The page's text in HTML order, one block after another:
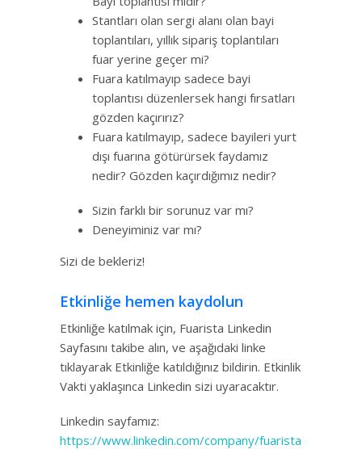
Stantları olan sergi alanı olan bayi
toplantıları, yıllık sipariş toplantıları
fuar yerine geçer mi?
Fuara katılmayıp sadece bayi
toplantısı düzenlersek hangi fırsatları
gözden kaçırırız?
Fuara katılmayıp, sadece bayileri yurt
dışı fuarına götürürsek faydamız
nedir? Gözden kaçırdığımız nedir?
Sizin farklı bir sorunuz var mı?
Deneyiminiz var mı?
Sizi de bekleriz!
Etkinliğe hemen kaydolun
Etkinliğe katılmak için, Fuarista Linkedin
Sayfasını takibe alın, ve aşağıdaki linke
tıklayarak Etkinliğe katıldığınız bildirin. Etkinlik
Vakti yaklaşınca Linkedin sizi uyaracaktır.
Linkedin sayfamız:
https://www.linkedin.com/company/fuarista